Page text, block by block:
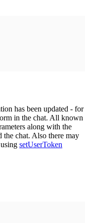
has been updated - for
in the chat. All known
along with the
the chat. Also there may
setUserToken